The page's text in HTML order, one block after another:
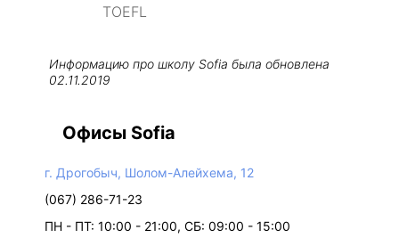
TOEFL
Информацию про школу Sofia была обновлена
02.11.2019
Офисы Sofia
г. Дрогобыч, Шолом-Алейхема, 12
(067) 286-71-23
ПН - ПТ: 10:00 - 21:00, СБ: 09:00 - 15:00